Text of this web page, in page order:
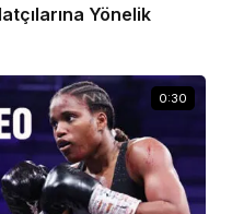
Yönelik
0:30